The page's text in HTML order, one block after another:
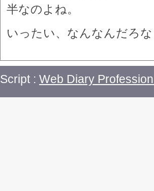
半なのよね。
いったい、なんなんだろ
Script : Web Diary